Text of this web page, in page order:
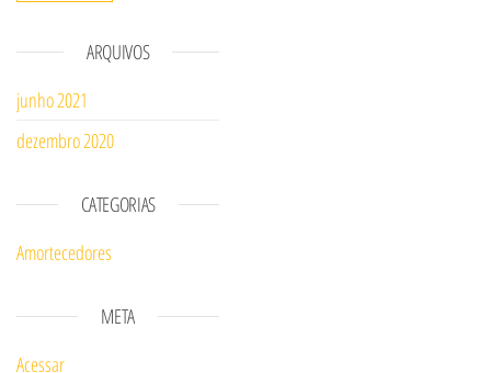
ARQUIVOS
junho 2021
dezembro 2020
CATEGORIAS
Amortecedores
META
Acessar